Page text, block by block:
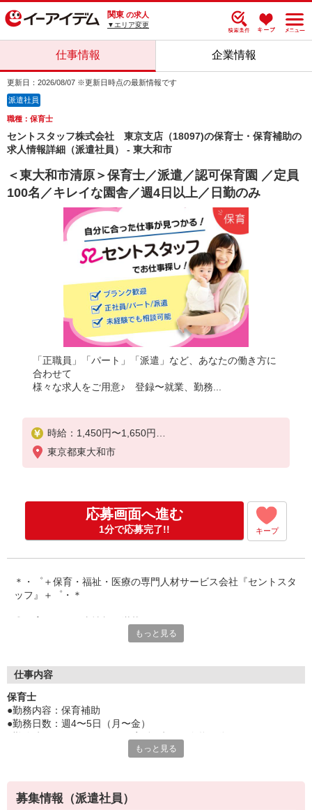
関東 の求人
▼エリア変更
仕事情報 企業情報
更新日：2026/08/07 ※更新日時点の最新情報です
派遣社員
職種：保育士
セントスタッフ株式会社 東京支店（18097)の保育士・保育補助の
求人情報詳細（派遣社員） - 東大和市
＜東大和市清原＞保育士／派遣／認可保育園 ／定員
100名／キレイな園舎／週4日以上／日勤のみ
「正職員」「パート」「派遣」など、あなたの働き方に
合わせて
様々な求人をご用意♪ 登録〜就業、勤務...
時給：1,450円〜1,650円
＜交通費全額別途支給＞
東京都東大和市
応募画面へ進む
1分で応募完了!! キープ
＊・゜＋保育・福祉・医療の専門人材サービス会社『セントスタ
ッフ』＋゜・＊
保育専門の人材サービスをしているからこそ、豊富な求人情報を
「短時間で探してる」「いずれ正職員になりたい！」
ネ！
もっと見る
仕事内容
保育士
●勤務内容：保育補助
●勤務日数：週4〜5日（月〜金）
・子ども達の見守り
・食事のサポート
もっと見る
募集情報（派遣社員）